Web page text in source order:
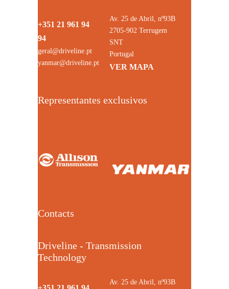
+351 21 961 94
94
geral@driveline.pt
yanmar@driveline.pt
Av. 25 de Abril, nº93B
2705-902 Terrugem
SNT
Portugal
VER MAPA
Representantes exclusivos
Contacts
Driveline - Transmission
Technology
Av. 25 de Abril, nº93B